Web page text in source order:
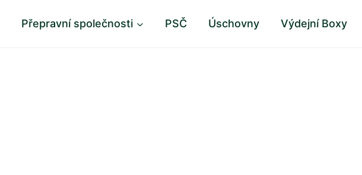
Přepravní společnosti PSČ Úschovny Výdejní Boxy